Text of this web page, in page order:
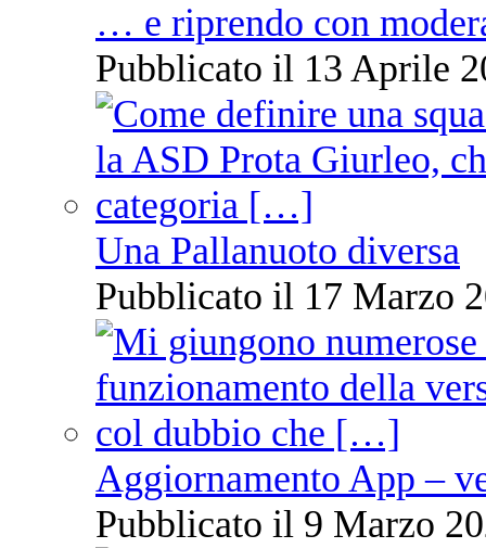
… e riprendo con
Pubblicato il 13 Aprile
Una Pallanuoto diversa
Pubblicato il 17 Marzo
Aggiornamento App –
Pubblicato il 9 Marzo